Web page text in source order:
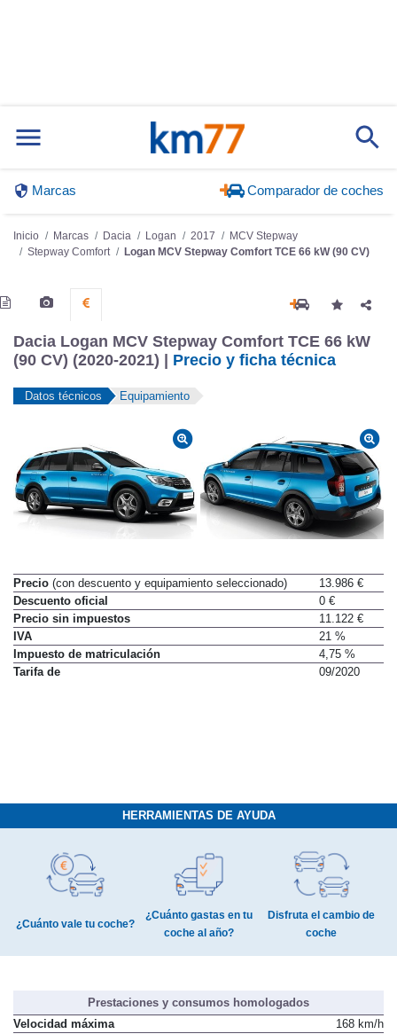
Marcas Comparador de coches
Inicio Marcas Dacia Logan 2017
MCV Stepway
Stepway Comfort
Logan MCV Stepway Comfort TCE 66 kW (90 CV)
Dacia Logan MCV Stepway Comfort TCE 66 kW
(90 CV) (2020-2021) | Precio y ficha técnica
Datos técnicos Equipamiento
Precio (con descuento y equipamiento seleccionado)
13.986 €
Descuento oficial
0 €
Precio sin impuestos
11.122 €
IVA
21 %
Impuesto de matriculación
4,75 %
Tarifa de
09/2020
HERRAMIENTAS DE AYUDA
¿Cuánto vale tu coche?
¿Cuánto gastas en tu
coche al año?
Disfruta el cambio de
coche
Prestaciones y consumos homologados
Velocidad máxima
168 km/h